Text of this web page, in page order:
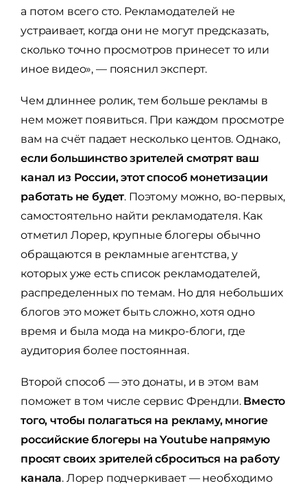
а потом всего сто. Рекламодателей не
устраивает, когда они не могут предсказать,
сколько точно просмотров принесет то или
иное видео», — пояснил эксперт.
Чем длиннее ролик, тем больше рекламы в
нем может появиться. При каждом просмотре
вам на счёт падает несколько центов. Однако,
если большинство зрителей смотрят ваш
канал из России, этот способ монетизации
работать не будет. Поэтому можно, во-первых,
самостоятельно найти рекламодателя. Как
отметил Лорер, крупные блогеры обычно
обращаются в рекламные агентства, у
которых уже есть список рекламодателей,
распределенных по темам. Но для небольших
блогов это может быть сложно, хотя одно
время и была мода на микро-блоги, где
аудитория более постоянная.
Второй способ — это донаты, и в этом вам
поможет в том числе сервис Френдли. Вместо
того, чтобы полагаться на рекламу, многие
российские блогеры на Youtube напрямую
просят своих зрителей сброситься на работу
канала. Лорер подчеркивает — необходимо